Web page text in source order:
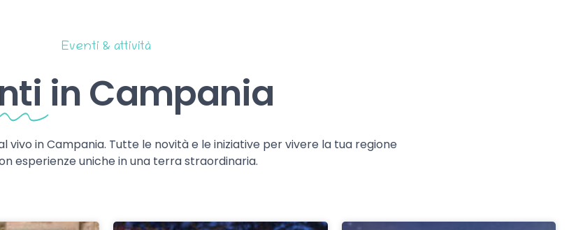
Eventi & attività
in Campania
vivo in Campania. Tutte le novità e le iniziative per vivere la tua regione
esperienze uniche in una terra straordinaria.